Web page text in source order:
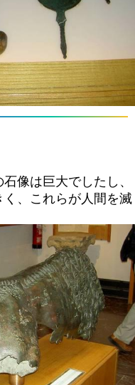
像は巨大でしたし、
、これらが人間を滅